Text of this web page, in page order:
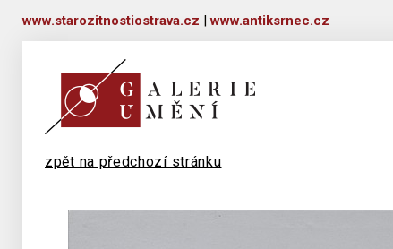
www.starozitnostiostrava.cz |www.antiksrnec.cz
zpět na předchozí stránku